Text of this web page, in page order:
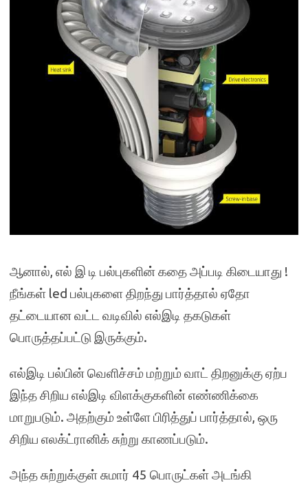
ஆனால், எல் இ டி பல்புகளின் கதை அப்படி கிடையாது !
நீங்கள் led பல்புகளை திறந்து பார்த்தால் ஏதோ
தட்டையான வட்ட வடிவில் எல்இடி தகடுகள்
பொருத்தப்பட்டு இருக்கும்.
எல்இடி பல்பின் வெளிச்சம் மற்றும் வாட் திறனுக்கு ஏற்ப
இந்த சிறிய எல்இடி விளக்குகளின் எண்ணிக்கை
மாறுபடும். அதற்கும் உள்ளே பிரித்துப் பார்த்தால், ஒரு
சிறிய எலக்ட்ரானிக் சுற்று காணப்படும்.
அந்த சுற்றுக்குள் சுமார் 45 பொருட்கள் அடங்கி